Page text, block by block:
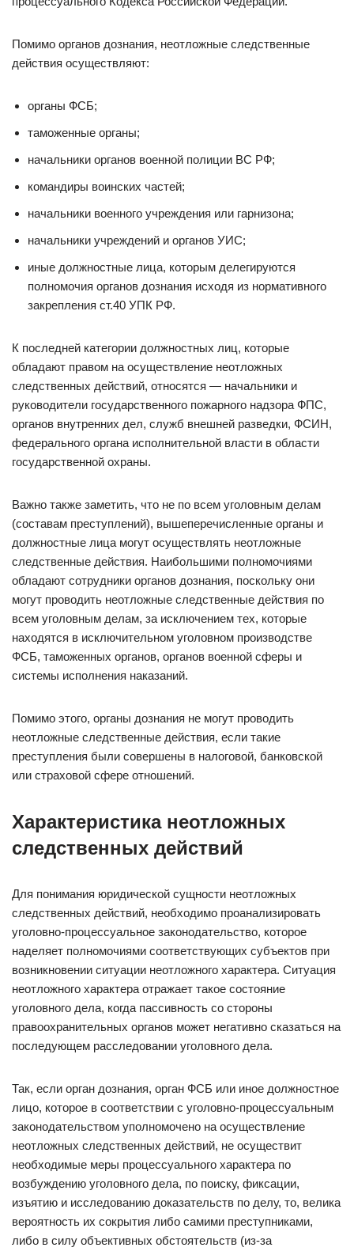
Помимо органов дознания, неотложные следственные
действия осуществляют:
органы ФСБ;
таможенные органы;
начальники органов военной полиции ВС РФ;
командиры воинских частей;
начальники военного учреждения или гарнизона;
начальники учреждений и органов УИС;
иные должностные лица, которым делегируются
полномочия органов дознания исходя из нормативного
закрепления ст.40 УПК РФ.
К последней категории должностных лиц, которые
обладают правом на осуществление неотложных
следственных действий, относятся — начальники и
руководители государственного пожарного надзора ФПС,
органов внутренних дел, служб внешней разведки, ФСИН,
федерального органа исполнительной власти в области
государственной охраны.
Важно также заметить, что не по всем уголовным делам
(составам преступлений), вышеперечисленные органы и
должностные лица могут осуществлять неотложные
следственные действия. Наибольшими полномочиями
обладают сотрудники органов дознания, поскольку они
могут проводить неотложные следственные действия по
всем уголовным делам, за исключением тех, которые
находятся в исключительном уголовном производстве
ФСБ, таможенных органов, органов военной сферы и
системы исполнения наказаний.
Помимо этого, органы дознания не могут проводить
неотложные следственные действия, если такие
преступления были совершены в налоговой, банковской
или страховой сфере отношений.
Характеристика неотложных
следственных действий
Для понимания юридической сущности неотложных
следственных действий, необходимо проанализировать
уголовно-процессуальное законодательство, которое
наделяет полномочиями соответствующих субъектов при
возникновении ситуации неотложного характера. Ситуация
неотложного характера отражает такое состояние
уголовного дела, когда пассивность со стороны
правоохранительных органов может негативно сказаться на
последующем расследовании уголовного дела.
Так, если орган дознания, орган ФСБ или иное должностное
лицо, которое в соответствии с уголовно-процессуальным
законодательством уполномочено на осуществление
неотложных следственных действий, не осуществит
необходимые меры процессуального характера по
возбуждению уголовного дела, по поиску, фиксации,
изъятию и исследованию доказательств по делу, то, велика
вероятность их сокрытия либо самими преступниками,
либо в силу объективных обстоятельств (из-за